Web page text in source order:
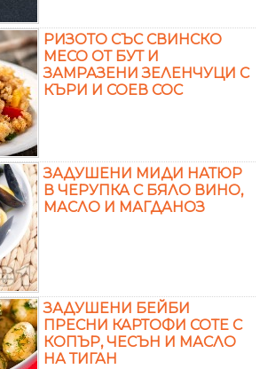
РИЗОТО СЪС СВИНСКО
МЕСО ОТ БУТ И
ЗАМРАЗЕНИ ЗЕЛЕНЧУЦИ С
КЪРИ И СОЕВ СОС
ЗАДУШЕНИ МИДИ НАТЮР
В ЧЕРУПКА С БЯЛО ВИНО,
МАСЛО И МАГДАНОЗ
ЗАДУШЕНИ БЕЙБИ
ПРЕСНИ КАРТОФИ СОТЕ С
КОПЪР, ЧЕСЪН И МАСЛО
НА ТИГАН